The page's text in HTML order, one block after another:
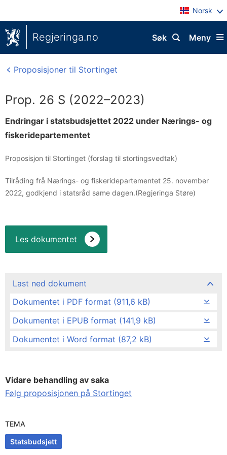
Norsk
Regjeringa.no Meny
Søk
Proposisjoner til Stortinget
Prop. 26 S (2022–2023)
Endringar i statsbudsjettet 2022 under Nærings- og
fiskeridepartementet
Proposisjon til Stortinget (forslag til stortingsvedtak)
Tilråding frå Nærings- og fiskeridepartementet 25. november
2022, godkjend i statsråd same dagen.(Regjeringa Støre)
Les dokumentet
Last ned dokument
Dokumentet i PDF format (911,6 kB)
Dokumentet i EPUB format (141,9 kB)
Dokumentet i Word format (87,2 kB)
Vidare behandling av saka
Følg proposisjonen på Stortinget
TEMA
Statsbudsjett